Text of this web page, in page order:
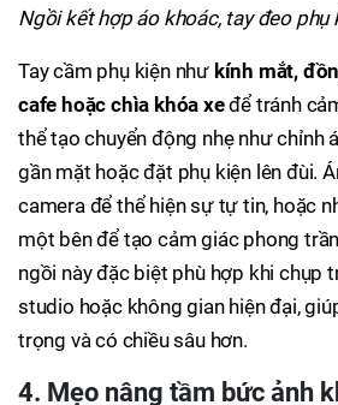
Ngồi kết hợp áo khoác, tay đeo phụ
Tay cầm phụ kiện như kính mắt,
cafe hoặc chìa khóa xeđể tránh
thể tạo chuyển động nhẹ như chỉnh
gần mặt hoặc đặt phụ kiện lên đùi.
camera để thể hiện sự tự tin, hoặc
một bên để tạo cảm giác phong
ngồi này đặc biệt phù hợp khi chụp
studio hoặc không gian hiện đại,
trọng và có chiều sâu hơn.
4. Mẹo nâng tầm bức ảnh